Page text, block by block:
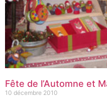
Fête de l’Automne et
10 décembre 2010